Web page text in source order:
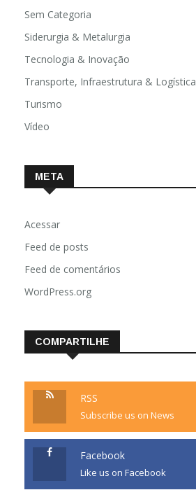
Sem Categoria
Siderurgia & Metalurgia
Tecnologia & Inovação
Transporte, Infraestrutura & Logística
Turismo
Vídeo
META
Acessar
Feed de posts
Feed de comentários
WordPress.org
COMPARTILHE
RSS
Subscribe us on News
Facebook
Like us on Facebook